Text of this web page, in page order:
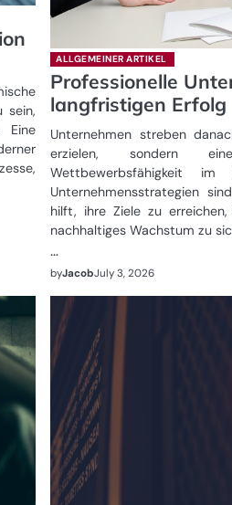
sein,
Eine
ALLGEMEINER ARTIKEL
Professionelle
langfristigen Erfolg
Unternehmen streben
erzielen, sondern
Wettbewerbsfähigkeit im
Unternehmensstrategien
hilft, ihre Ziele zu
nachhaltiges Wachstum zu
…
byJacobJuly 3, 2026